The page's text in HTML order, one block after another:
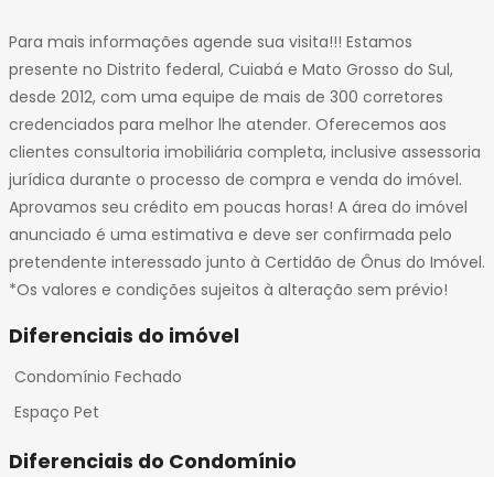
Para mais informações agende sua visita!!! Estamos
presente no Distrito federal, Cuiabá e Mato Grosso do Sul,
desde 2012, com uma equipe de mais de 300 corretores
credenciados para melhor lhe atender. Oferecemos aos
clientes consultoria imobiliária completa, inclusive assessoria
jurídica durante o processo de compra e venda do imóvel.
Aprovamos seu crédito em poucas horas! A área do imóvel
anunciado é uma estimativa e deve ser confirmada pelo
pretendente interessado junto à Certidão de Ônus do Imóvel.
*Os valores e condições sujeitos à alteração sem prévio!
Diferenciais do imóvel
Condomínio Fechado
Espaço Pet
Diferenciais do Condomínio